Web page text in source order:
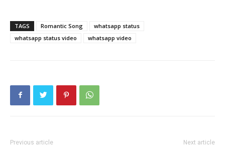
TAGS Romantic Song
whatsapp status
whatsapp status video
whatsapp video
Previous article Next article